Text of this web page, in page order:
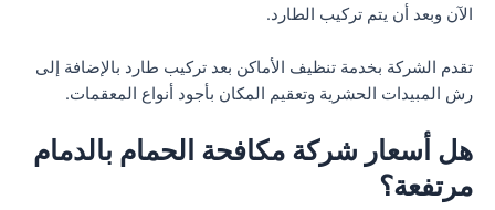
الآن وبعد أن يتم تركيب الطارد.
تقدم الشركة بخدمة تنظيف الأماكن بعد تركيب طارد بالإضافة إلى
رش المبيدات الحشرية وتعقيم المكان بأجود أنواع المعقمات.
هل أسعار شركة مكافحة الحمام بالدمام
مرتفعة؟